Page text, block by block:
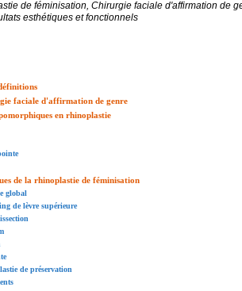
de féminisation, Chirurgie faciale d'affirmation de
esthétiques et fonctionnels
faciale d'affirmation de genre
en rhinoplastie
de la rhinoplastie de féminisation
global
de lèvre supérieure
de préservation